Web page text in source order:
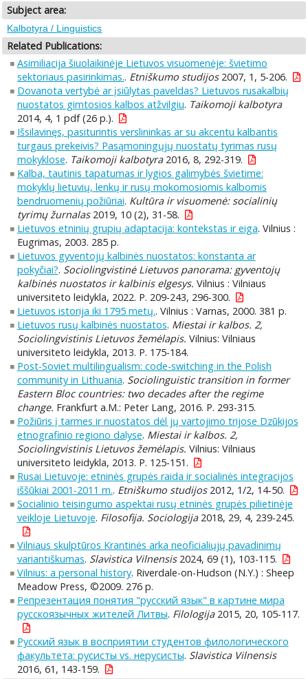
Subject area:
Kalbotyra / Linguistics
Related Publications:
Asimiliacija šiuolaikinėje Lietuvos visuomenėje: švietimo
sektoriaus pasirinkimas.. Etniškumo studijos2007, 1, 5-206.
Dovanota vertybė ar įsiūlytas paveldas? Lietuvos rusakalbių
nuostatos gimtosios kalbos atžvilgiu. Taikomoji kalbotyra
2014, 4, 1 pdf (26 p.).
Išsilavinęs, pasiturintis verslininkas ar su akcentu kalbantis
turgaus prekeivis? Pasąmoningųjų nuostatų tyrimas rusų
mokyklose. Taikomoji kalbotyra2016, 8, 292-319.
Kalba, tautinis tapatumas ir lygios galimybės švietime:
mokyklų lietuvių, lenkų ir rusų mokomosiomis kalbomis
bendruomenių požiūriai. Kultūra ir visuomenė: socialinių
tyrimų žurnalas2019, 10 (2), 31-58.
Lietuvos etninių grupių adaptacija: kontekstas ir eiga. Vilnius :
Eugrimas, 2003. 285 p.
Lietuvos gyventojų kalbinės nuostatos: konstanta ar
pokyčiai?. Sociolingvistinė Lietuvos panorama: gyventojų
kalbinės nuostatos ir kalbinis elgesys. Vilnius : Vilniaus
universiteto leidykla, 2022. P. 209-243, 296-300.
Lietuvos istorija iki 1795 metų.. Vilnius : Varnas, 2000. 381 p.
Lietuvos rusų kalbinės nuostatos. Miestai ir kalbos. 2,
Sociolingvistinis Lietuvos žemėlapis. Vilnius: Vilniaus
universiteto leidykla, 2013. P. 175-184.
Post-Soviet multilingualism: code-switching in the Polish
community in Lithuania. Sociolinguistic transition in former
Eastern Bloc countries: two decades after the regime
change. Frankfurt a.M.: Peter Lang, 2016. P. 293-315.
Požiūris į tarmes ir nuostatos dėl jų vartojimo trijose Dzūkijos
etnografinio regiono dalyse. Miestai ir kalbos. 2,
Sociolingvistinis Lietuvos žemėlapis. Vilnius: Vilniaus
universiteto leidykla, 2013. P. 125-151.
Rusai Lietuvoje: etninės grupės raida ir socialinės integracijos
iššūkiai 2001-2011 m.. Etniškumo studijos2012, 1/2, 14-50.
Socialinio teisingumo aspektai rusų etninės grupės pilietinėje
veikloje Lietuvoje. Filosofija. Sociologija2018, 29, 4, 239-245.
Vilniaus skulptūros Krantinės arka neoficialiųjų pavadinimų
variantiškumas. Slavistica Vilnensis2024, 69 (1), 103-115.
Vilnius: a personal history. Riverdale-on-Hudson (N.Y.) : Sheep
Meadow Press, ©2009. 276 p.
Репрезентация понятия "русский язык" в картине мира
русскоязычных жителей Литвы. Filologija2015, 20, 105-117.
Русский язык в восприятии студентов филологического
факультета: русисты vs. нерусисты. Slavistica Vilnensis
2016, 61, 143-159.